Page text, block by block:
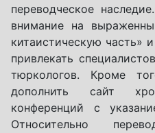
переводческое
внимание на
китаистическую часть»
привлекать
тюркологов. Кроме
дополнить сайт
конференций с
Относительно